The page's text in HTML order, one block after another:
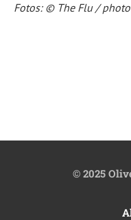
Fotos: © The Flu /
© 2025